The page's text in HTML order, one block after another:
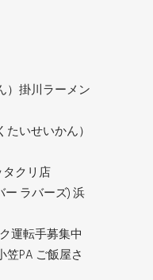
）掛川ラーメン
いせいかん）
クリ店
ー ラバーズ) 浜
運転手募集中
PA ご飯屋さ